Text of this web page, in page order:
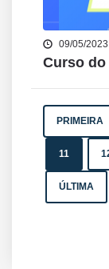
09/05/
Curso do
PRIMEIRA
11
ÚLTIMA